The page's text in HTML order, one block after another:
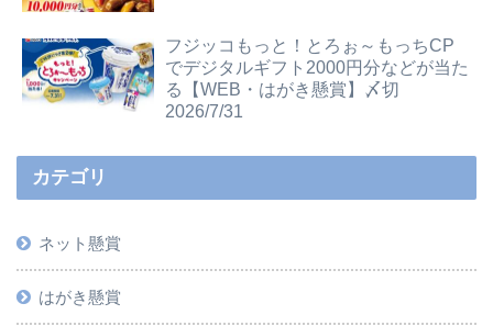
フジッコもっと！とろぉ～もっちCP
でデジタルギフト2000円分などが当た
る【WEB・はがき懸賞】〆切
2026/7/31
カテゴリ
ネット懸賞
はがき懸賞